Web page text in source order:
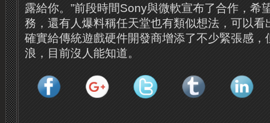
露給你。”前段時間Sony與微軟宣布了合作，希
務，還有人爆料稱任天堂也有類似想法，可以
確實給傳統遊戲硬件開發商增添了不少緊張感，
浪，目前沒人能知道。